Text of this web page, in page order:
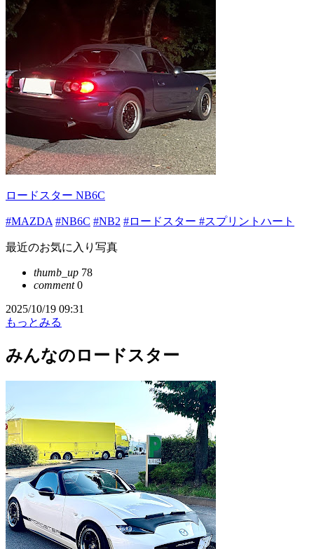
ロードスター NB6C
#MAZDA #NB6C #NB2 #ロードスター #スプリントハート
最近のお気に入り写真
thumb_up 78
comment0
2025/10/19 09:31
もっとみる
みんなのロードスター